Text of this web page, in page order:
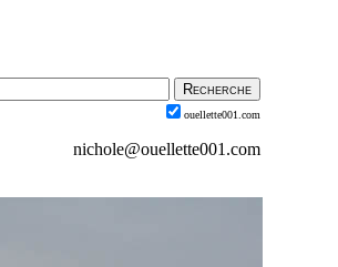
ouellette001.com
nichole@ouellette001.com